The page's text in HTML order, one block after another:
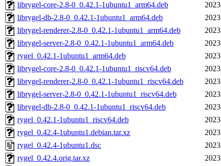
librygel-core-2.8-0_0.42.1-1ubuntu1_arm64.deb
librygel-db-2.8-0_0.42.1-1ubuntu1_arm64.deb
librygel-renderer-2.8-0_0.42.1-1ubuntu1_arm64.deb
librygel-server-2.8-0_0.42.1-1ubuntu1_arm64.deb
rygel_0.42.1-1ubuntu1_arm64.deb
librygel-core-2.8-0_0.42.1-1ubuntu1_riscv64.deb
librygel-renderer-2.8-0_0.42.1-1ubuntu1_riscv64.deb
librygel-server-2.8-0_0.42.1-1ubuntu1_riscv64.deb
librygel-db-2.8-0_0.42.1-1ubuntu1_riscv64.deb
rygel_0.42.1-1ubuntu1_riscv64.deb
rygel_0.42.4-1ubuntu1.debian.tar.xz
rygel_0.42.4-1ubuntu1.dsc
rygel_0.42.4.orig.tar.xz